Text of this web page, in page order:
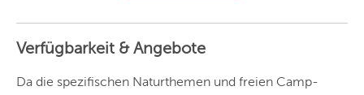
Vorschlag basierend
Hier findest du vor
allem Online-
Verfügbarkeit & Angebote
Da die spezifischen Naturthemen und freien Camp-